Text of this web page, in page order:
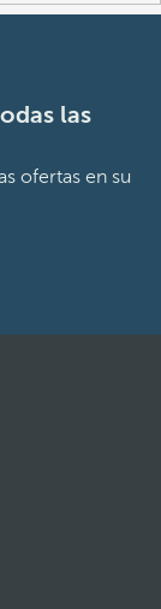
las
ofertas en su